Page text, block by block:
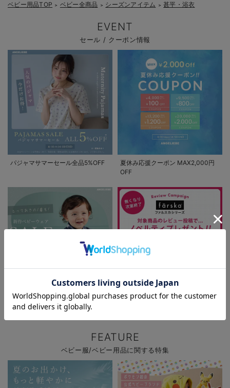
お気に入り商品を確認する
ベビー用品TOP ＞ ベビー全商品 ＞ シーズンアイテム ＞ 甚平・浴衣
EVENT
セール / クーポン情報
パジャマサマーセール全品5%OFF
夏休み応援クーポン MAX2,000円
OFF
新作ベビーウェア 最大20%OFF
ファルスカ レビュー投稿でノベル
FEATURE
ベビー服/ベビー用品に関する特集